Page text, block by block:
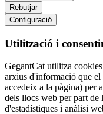
Rebutjar
Configuració
Utilització i
GegantCat utilitza
arxius d'informació que
accedeix a la pàgina) per
dels llocs web per part
d'estadístiques i anàlisi